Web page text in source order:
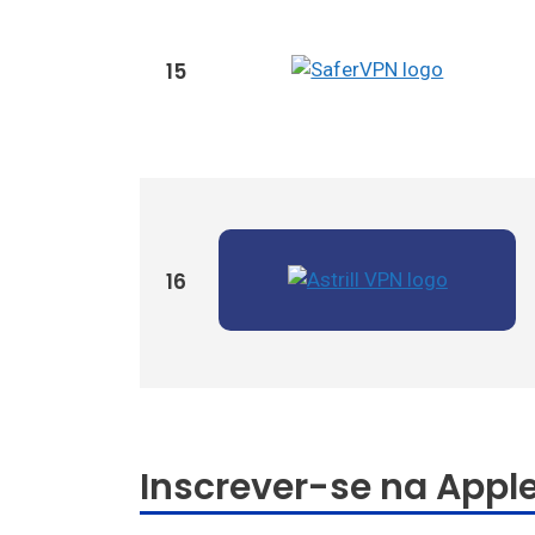
15
16
Inscrever-se na